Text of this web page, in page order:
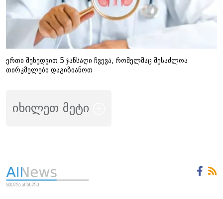
ერთი შეხედვით 5 ჯანსაღი ჩვევა, რომელმაც შესაძლოა
თირკმელები დაგიზიანოთ
იხილეთ მეტი